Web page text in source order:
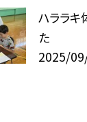
ハララキ
た
2025/